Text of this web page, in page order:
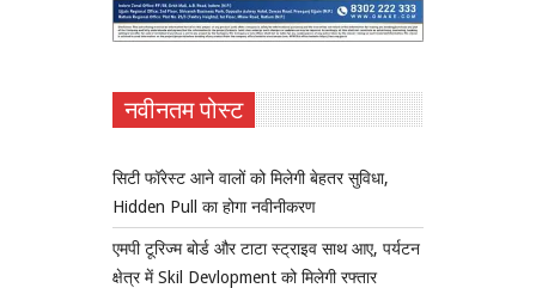
नवीनतम पोस्ट
सिटी फॉरेस्ट आने वालों को मिलेगी बेहतर सुविधा,
Hidden Pull का होगा नवीनीकरण
एमपी टूरिज्म बोर्ड और टाटा स्ट्राइव साथ आए, पर्यटन
क्षेत्र में Skil Devlopment को मिलेगी रफ्तार